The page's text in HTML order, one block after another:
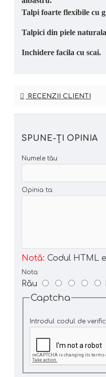
Talpi foarte flexibile cu
Talpici din piele
Inchidere facila cu scai.
RECENZII CLIENTI
SPUNE-ŢI OPINIA
Numele tău:
Opinia ta:
Notă: Codul HTML
Nota:
Rău
Captcha
Introdul codul de